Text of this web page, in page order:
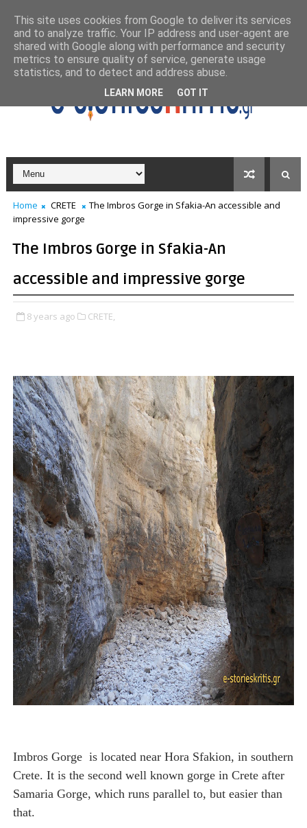
Home CRETE
The Imbros Gorge in Sfakia-An accessible and
impressive gorge
The Imbros Gorge in Sfakia-An
accessible and impressive gorge
8 years ago CRETE,
Imbros Gorge is located near Hora Sfakion, in southern
Crete. It is the second well known gorge in Crete after
Samaria Gorge, which runs parallel to, but easier than
that.
This site uses cookies from Google to deliver its services
and to analyze traffic. Your IP address and user-agent are
shared with Google along with performance and security
metrics to ensure quality of service, generate usage
statistics, and to detect and address abuse.
LEARN MORE GOT IT